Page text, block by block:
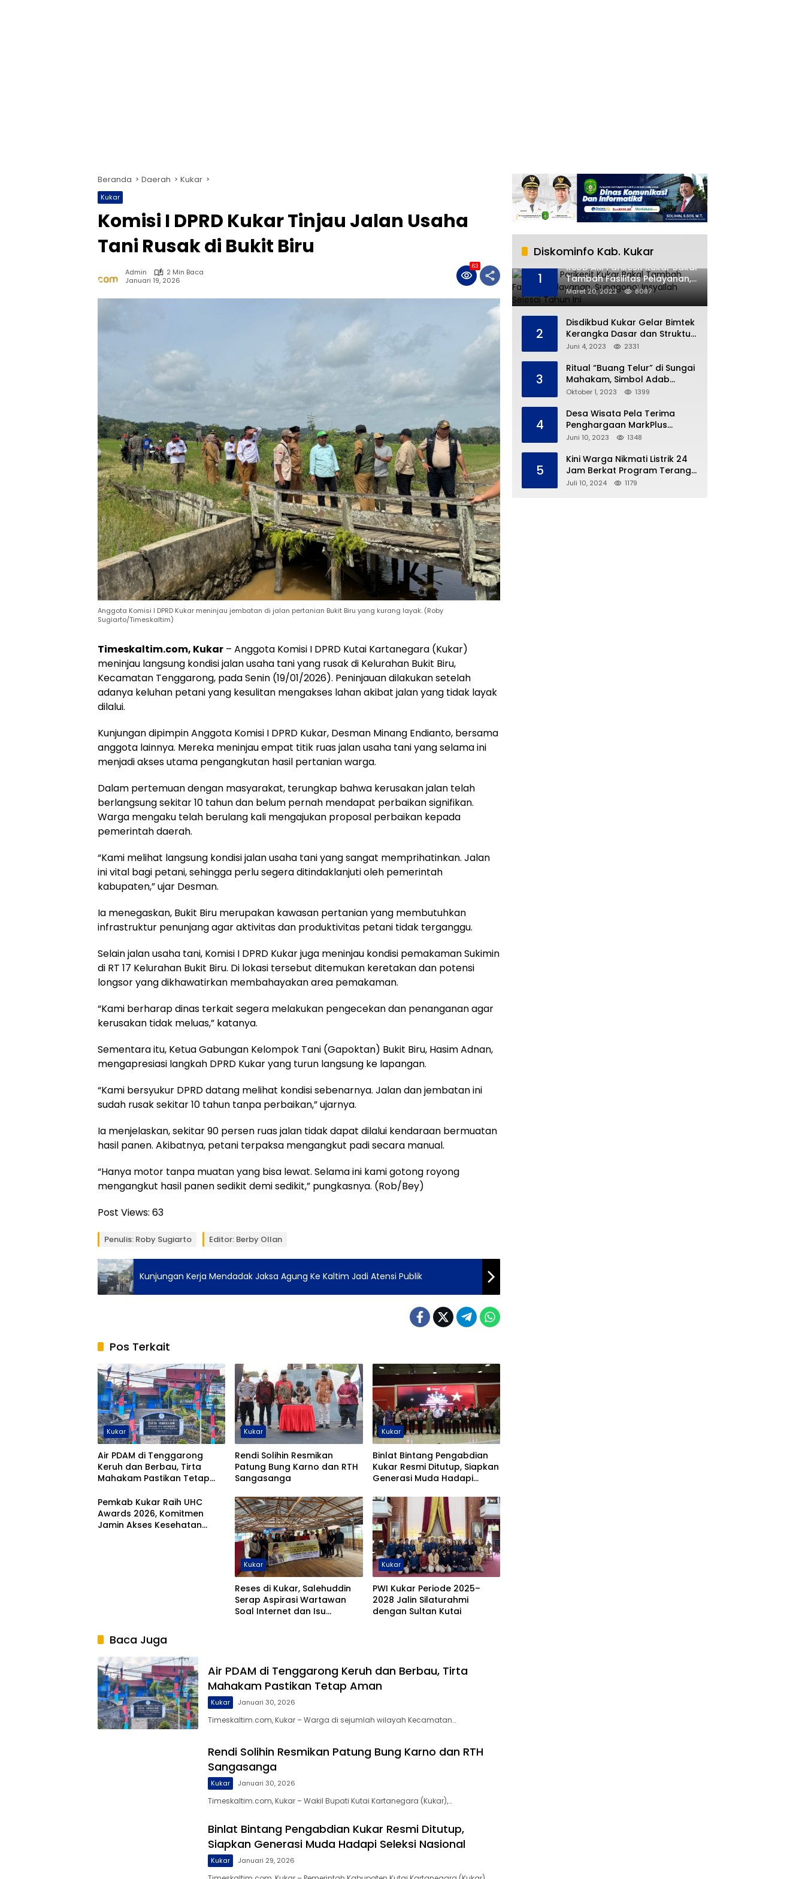
Beranda Daerah Kukar
Kukar
Komisi I DPRD Kukar Tinjau Jalan Usaha
Tani Rusak di Bukit Biru
Admin
2 Min Baca
Januari 19, 2026
63
Anggota Komisi I DPRD Kukar meninjau jembatan di jalan pertanian Bukit Biru yang kurang layak. (Roby
Sugiarto/Timeskaltim)
Timeskaltim.com, Kukar – Anggota Komisi I DPRD Kutai Kartanegara (Kukar)
meninjau langsung kondisi jalan usaha tani yang rusak di Kelurahan Bukit Biru,
Kecamatan Tenggarong, pada Senin (19/01/2026). Peninjauan dilakukan setelah
adanya keluhan petani yang kesulitan mengakses lahan akibat jalan yang tidak layak
dilalui.
Kunjungan dipimpin Anggota Komisi I DPRD Kukar, Desman Minang Endianto, bersama
anggota lainnya. Mereka meninjau empat titik ruas jalan usaha tani yang selama ini
menjadi akses utama pengangkutan hasil pertanian warga.
Dalam pertemuan dengan masyarakat, terungkap bahwa kerusakan jalan telah
berlangsung sekitar 10 tahun dan belum pernah mendapat perbaikan signifikan.
Warga mengaku telah berulang kali mengajukan proposal perbaikan kepada
pemerintah daerah.
“Kami melihat langsung kondisi jalan usaha tani yang sangat memprihatinkan. Jalan
ini vital bagi petani, sehingga perlu segera ditindaklanjuti oleh pemerintah
kabupaten,” ujar Desman.
Ia menegaskan, Bukit Biru merupakan kawasan pertanian yang membutuhkan
infrastruktur penunjang agar aktivitas dan produktivitas petani tidak terganggu.
Selain jalan usaha tani, Komisi I DPRD Kukar juga meninjau kondisi pemakaman Sukimin
di RT 17 Kelurahan Bukit Biru. Di lokasi tersebut ditemukan keretakan dan potensi
longsor yang dikhawatirkan membahayakan area pemakaman.
“Kami berharap dinas terkait segera melakukan pengecekan dan penanganan agar
kerusakan tidak meluas,” katanya.
Sementara itu, Ketua Gabungan Kelompok Tani (Gapoktan) Bukit Biru, Hasim Adnan,
mengapresiasi langkah DPRD Kukar yang turun langsung ke lapangan.
“Kami bersyukur DPRD datang melihat kondisi sebenarnya. Jalan dan jembatan ini
sudah rusak sekitar 10 tahun tanpa perbaikan,” ujarnya.
Ia menjelaskan, sekitar 90 persen ruas jalan tidak dapat dilalui kendaraan bermuatan
hasil panen. Akibatnya, petani terpaksa mengangkut padi secara manual.
“Hanya motor tanpa muatan yang bisa lewat. Selama ini kami gotong royong
mengangkut hasil panen sedikit demi sedikit,” pungkasnya. (Rob/Bey)
Post Views: 63
Penulis: Roby Sugiarto Editor: Berby Ollan
Kunjungan Kerja Mendadak Jaksa Agung Ke Kaltim Jadi Atensi Publik
Pos Terkait
Kukar
Air PDAM di Tenggarong
Keruh dan Berbau, Tirta
Mahakam Pastikan Tetap
Kukar
Rendi Solihin Resmikan
Patung Bung Karno dan RTH
Sangasanga
Kukar
Binlat Bintang Pengabdian
Kukar Resmi Ditutup, Siapkan
Generasi Muda Hadapi
Pemkab Kukar Raih UHC
Awards 2026, Komitmen
Jamin Akses Kesehatan
Kukar
Reses di Kukar, Salehuddin
Serap Aspirasi Wartawan
Soal Internet dan Isu
Kukar
PWI Kukar Periode 2025–
2028 Jalin Silaturahmi
dengan Sultan Kutai
Baca Juga
Air PDAM di Tenggarong Keruh dan Berbau, Tirta
Mahakam Pastikan Tetap Aman
Kukar Januari 30, 2026
Timeskaltim.com, Kukar – Warga di sejumlah wilayah Kecamatan…
Rendi Solihin Resmikan Patung Bung Karno dan RTH
Sangasanga
Kukar Januari 30, 2026
Timeskaltim.com, Kukar – Wakil Bupati Kutai Kartanegara (Kukar),…
Binlat Bintang Pengabdian Kukar Resmi Ditutup,
Siapkan Generasi Muda Hadapi Seleksi Nasional
Kukar Januari 29, 2026
Diskominfo Kab. Kukar
1
RSUD AM Parikesit Kukar Bakal
Tambah Fasilitas Pelayanan,
Sunggono: Insyallah Selesai
Tahun Ini
Maret 20, 2023 8087
2
Disdikbud Kukar Gelar Bimtek
Kerangka Dasar dan Struktur
Kurikulum Merdeka
Juni 4, 2023 2331
3
Ritual “Buang Telur” di Sungai
Mahakam, Simbol Adab
Tradisi Ngulur Naga
Oktober 1, 2023 1399
4
Desa Wisata Pela Terima
Penghargaan MarkPlus
Tourism
Juni 10, 2023 1348
5
Kini Warga Nikmati Listrik 24
Jam Berkat Program Terang
Kampung Ku
Juli 10, 2024 1179